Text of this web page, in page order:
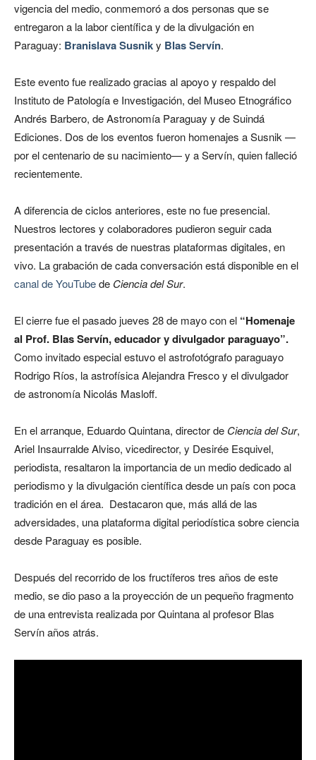
vigencia del medio, conmemoró a dos personas que se
entregaron a la labor científica y de la divulgación en
Paraguay: Branislava Susniky Blas Servín.
Este evento fue realizado gracias al apoyo y respaldo del
Instituto de Patología e Investigación, del Museo Etnográfico
Andrés Barbero, de Astronomía Paraguay y de Suindá
Ediciones. Dos de los eventos fueron homenajes aSusnik—
por el centenario de su nacimiento— y aServín, quien falleció
recientemente.
A diferencia de ciclos anteriores, este no fue presencial.
Nuestros lectores y colaboradores pudieron seguir cada
presentación a través de nuestras plataformas digitales, en
vivo. La grabación de cada conversación está disponible en el
canal de YouTubede Ciencia del Sur.
El cierre fue el pasado jueves 28 de mayo con el “Homenaje
al Prof. Blas Servín, educador y divulgador paraguayo”.
Como invitado especial estuvo el astrofotógrafo paraguayo
Rodrigo Ríos, la astrofísica Alejandra Fresco y el divulgador
de astronomía Nicolás Masloff.
En el arranque, Eduardo Quintana, director de Ciencia del Sur,
Ariel Insaurralde Alviso, vicedirector, y Desirée Esquivel,
periodista, resaltaron la importancia de un medio dedicado al
periodismo y la divulgación científica desde un país con poca
tradición en el área. Destacaron que, más allá de las
adversidades, una plataforma digital periodística sobre ciencia
desde Paraguay es posible.
Después del recorrido de los fructíferos tres años de este
medio, se dio paso a la proyección de un pequeño fragmento
de una entrevista realizada por Quintana al profesor Blas
Servín años atrás.